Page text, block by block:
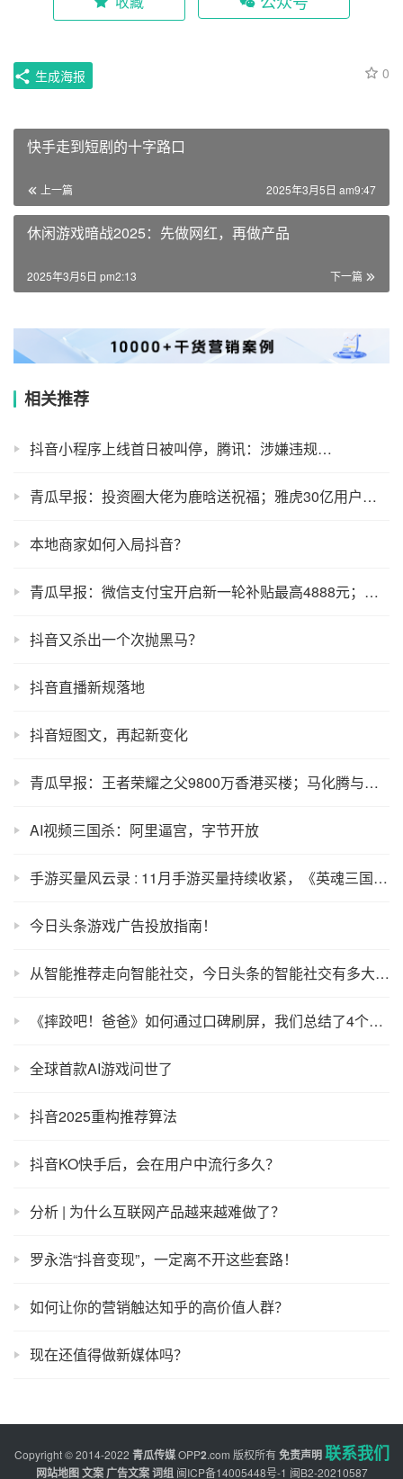
0
生成海报
快手走到短剧的十字路口
上一篇 2025年3月5日 am9:47
休闲游戏暗战2025：先做网红，再做产品
下一篇
2025年3月5日 pm2:13
相关推荐
抖音小程序上线首日被叫停，腾讯：涉嫌违规…
青瓜早报：投资圈大佬为鹿晗送祝福；雅虎30亿用户隐私泄露涉及数千万中国用户；月亮吞食恒星奇观明日上演…
本地商家如何入局抖音？
青瓜早报：微信支付宝开启新一轮补贴最高4888元；腾讯市值首破3万亿港元；德媒称共享单车是白痴经济…
抖音又杀出一个次抛黑马？
抖音直播新规落地
抖音短图文，再起新变化
青瓜早报：王者荣耀之父9800万香港买楼；马化腾与朱啸虎朋友圈互撕；马斯克说服洛杉矶市长将开挖隧道…
AI视频三国杀：阿里逼宫，字节开放
手游买量风云录 : 11月手游买量持续收紧，《英魂三国》拿下投放TOP1
今日头条游戏广告投放指南！
从智能推荐走向智能社交，今日头条的智能社交有多大胜算？
《摔跤吧！爸爸》如何通过口碑刷屏，我们总结了4个关键技巧
全球首款AI游戏问世了
抖音2025重构推荐算法
抖音KO快手后，会在用户中流行多久？
分析 | 为什么互联网产品越来越难做了？
罗永浩“抖音变现”，一定离不开这些套路！
如何让你的营销触达知乎的高价值人群？
现在还值得做新媒体吗？
Copyright © 2014-2022 青瓜传媒 OPP2.com 版权所有免责声明联系我们
网站地图文案广告文案词组 闽ICP备14005448号-1 闽B2-20210587